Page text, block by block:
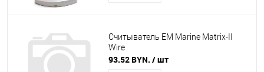
Считыватель EM Marine Matrix-II
Wire
93.52 BYN. / шт